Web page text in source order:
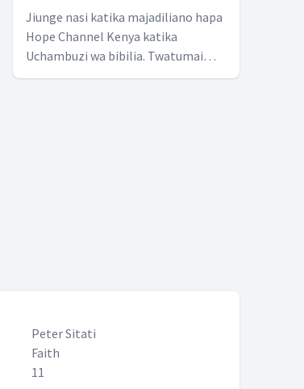
Jiunge nasi katika majadiliano hapa
Hope Channel Kenya katika
Uchambuzi wa bibilia. Twatumai
tutabarikwa sote.
Peter Sitati
Faith
11